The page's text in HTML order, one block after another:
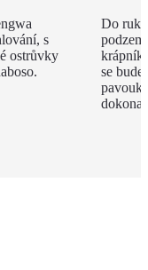
s
ostrůvky
Do
se